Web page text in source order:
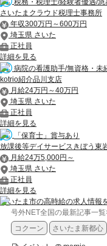
さいたまクラウド税理士事務所
年収300万円～600万円
埼玉県 さいた
正社員
詳細を見る
病院の看護助手/無資格・未
kotrio紹介品川支店
月給24万円～40万円
埼玉県 さいた
正社員
詳細を見る
「保育士」賞与あり
放課後等デイサービスきぼう東
月給24万5,000円～
埼玉県 さいた
正社員
詳細を見る
さいたま市の高時給の求人情報
号外NET全国の最新記事一覧
コクーン
さいたま新都心